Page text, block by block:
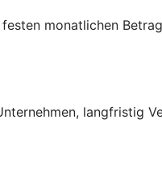
monatlichen
langfristig